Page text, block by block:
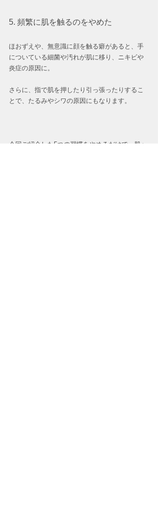
5. 頻繁に肌を触るのをやめた
ほおずえや、無意識に顔を触る癖があると、手
についている細菌や汚れが肌に移り、ニキビや
炎症の原因に。
さらに、指で肌を押したり引っ張ったりするこ
とで、たるみやシワの原因にもなります。
今回ご紹介した5つの習慣をやめるだけで、肌へ